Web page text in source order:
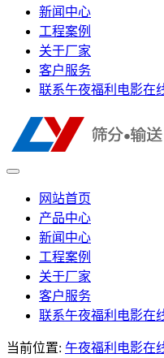
新闻中心
工程案例
关于厂家
客户服务
联系午夜福利电影在
网站首页
产品中心
新闻中心
工程案例
关于厂家
客户服务
联系午夜福利电影在
当前位置: 午夜福利电影在